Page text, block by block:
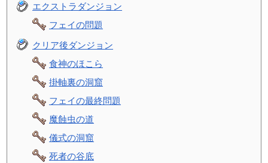
エクストラダンジョン
フェイの問題
クリア後ダンジョン
食神のほこら
掛軸裏の洞窟
フェイの最終問題
魔蝕虫の道
儀式の洞窟
死者の谷底